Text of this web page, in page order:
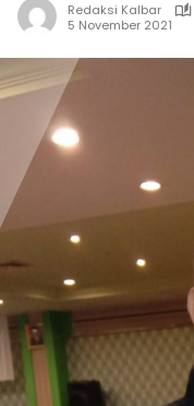
Redaksi Kalbar
5 November 2021